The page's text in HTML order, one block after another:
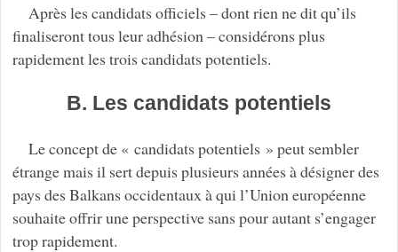
Après les candidats officiels – dont rien ne dit qu’ils
finaliseront tous leur adhésion – considérons plus
rapidement les trois candidats potentiels.
B. Les candidats potentiels
Le concept de « candidats potentiels » peut sembler
étrange mais il sert depuis plusieurs années à désigner des
pays des Balkans occidentaux à qui l’Union européenne
souhaite offrir une perspective sans pour autant s’engager
trop rapidement.